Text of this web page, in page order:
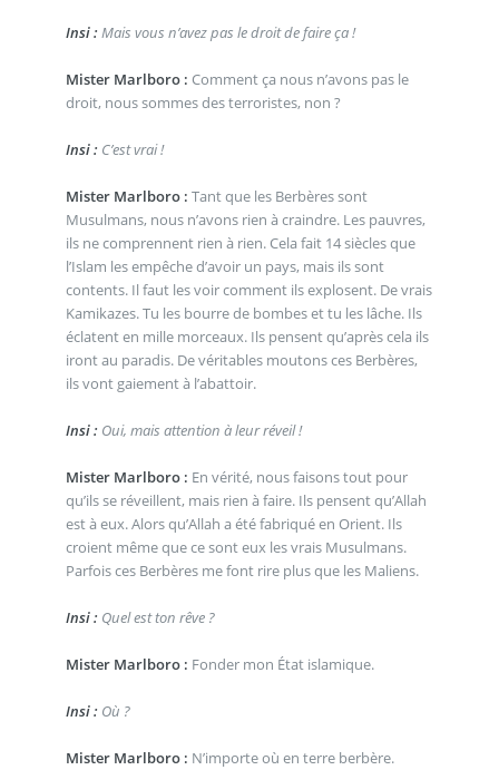
Insi : Mais vous n’avez pas le droit de faire ça !
Mister Marlboro : Comment ça nous n’avons pas le
droit, nous sommes des terroristes, non ?
Insi : C’est vrai !
Mister Marlboro : Tant que les Berbères sont
Musulmans, nous n’avons rien à craindre. Les pauvres,
ils ne comprennent rien à rien. Cela fait 14 siècles que
l’Islam les empêche d’avoir un pays, mais ils sont
contents. Il faut les voir comment ils explosent. De vrais
Kamikazes. Tu les bourre de bombes et tu les lâche. Ils
éclatent en mille morceaux. Ils pensent qu’après cela ils
iront au paradis. De véritables moutons ces Berbères,
ils vont gaiement à l’abattoir.
Insi : Oui, mais attention à leur réveil !
Mister Marlboro : En vérité, nous faisons tout pour
qu’ils se réveillent, mais rien à faire. Ils pensent qu’Allah
est à eux. Alors qu’Allah a été fabriqué en Orient. Ils
croient même que ce sont eux les vrais Musulmans.
Parfois ces Berbères me font rire plus que les Maliens.
Insi : Quel est ton rêve ?
Mister Marlboro : Fonder mon État islamique.
Insi : Où ?
Mister Marlboro : N’importe où en terre berbère.